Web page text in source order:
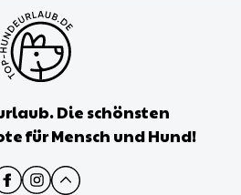
Die schönsten
für Mensch und Hund!